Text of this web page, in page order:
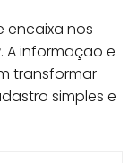
encaixa nos
. A informação e
transformar
simples e